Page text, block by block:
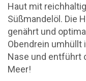
Haut mit
Süßmandelöl. Die
genährt und
Obendrein umhüllt
Nase und entführt
Meer!